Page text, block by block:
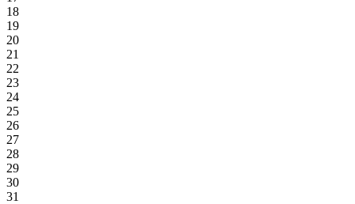
18
19
20
21
22
23
24
25
26
27
28
29
30
31